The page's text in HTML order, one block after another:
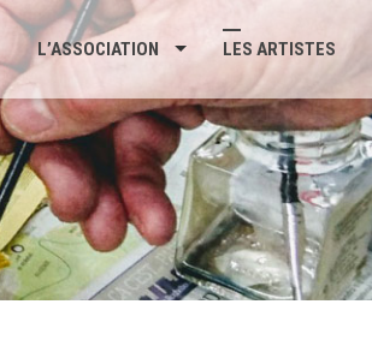
L’ASSOCIATION LES ARTISTES